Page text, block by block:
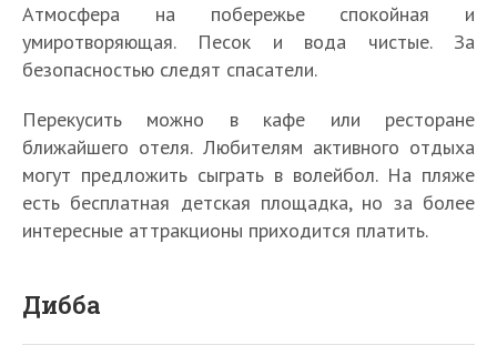
Атмосфера на побережье спокойная и
умиротворяющая. Песок и вода чистые. За
безопасностью следят спасатели.
Перекусить можно в кафе или ресторане
ближайшего отеля. Любителям активного отдыха
могут предложить сыграть в волейбол. На пляже
есть бесплатная детская площадка, но за более
интересные аттракционы приходится платить.
Дибба